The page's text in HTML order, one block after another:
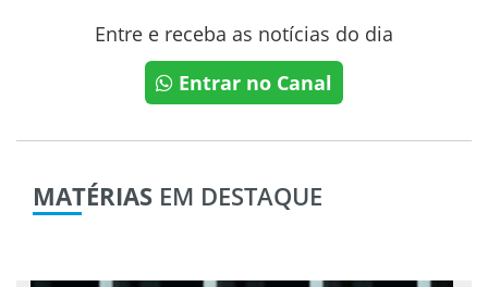
Entre e receba as notícias do dia
Entrar no Canal
MATÉRIAS EM DESTAQUE